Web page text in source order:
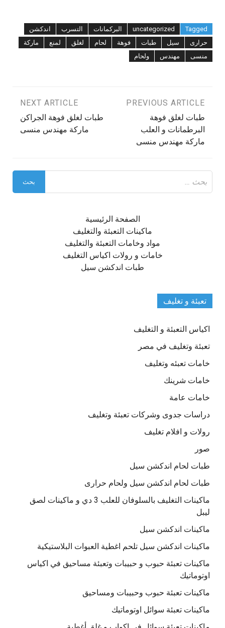
Tagged
uncategorized البركمانات التسرب
اندكشن
حرارى
سيل طبات فوهة لحام لغلق لمنع
ماركة
منسى
مهندس ولحام
تصفّح
المقالات
PREVIOUS ARTICLE
طبات لغلق فوهة
البرطمانات و العلب
ماركة مهندس منسى
NEXT ARTICLE
طبات لغلق فوهة الجراكن
ماركة مهندس منسى
عن:
الصفحة الرئيسية
ماكينات التعبئة والتغليف
مواد وخامات التعبئة والتغليف
خامات و رولات اكياس التغليف
طبات اندكشن سيل
تعبئة و تغليف
اكياس التعبئة و التغليف
تعبئة وتغليف في مصر
خامات تعبئه وتغليف
خامات شرينك
خامات عامة
دراسات جدوى وشركات تعبئة وتغليف
رولات و افلام تغليف
صور
طبات لحام اندكشن سيل
طبات لحام اندكشن سيل ولحام حرارى
ماكينات التغليف بالسلوفان للعلب 3 دي و ماكينات لصق
ليبل
ماكينات اندكشن سيل
ماكينات اندكشن سيل تلحم اغطية العبوات البلاستيكية
ماكينات تعبئة حبوب و حبيبات وتعبئة مساحيق في اكياس
اوتوماتيك
ماكينات تعبئة حبوب وحبيبات ومساحيق
ماكينات تعبئة سوائل اوتوماتيك